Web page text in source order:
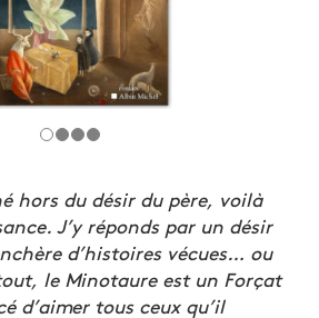
hors du désir du père, voilà
J’y réponds par un désir
d’histoires vécues… ou
le Minotaure est un Forçat
d’aimer tous ceux qu’il